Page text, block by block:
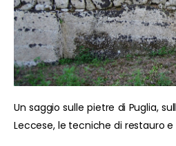
Un saggio sulle pietre di Puglia,
Leccese, le tecniche di restauro e